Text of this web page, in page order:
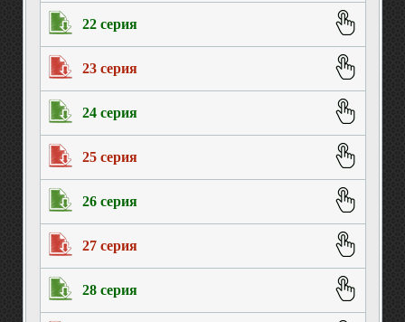
22 серия
23 серия
24 серия
25 серия
26 серия
27 серия
28 серия